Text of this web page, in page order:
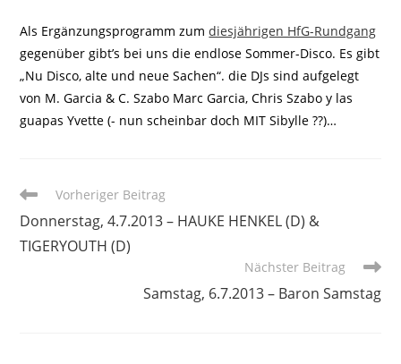
Als Ergänzungsprogramm zumdiesjährigen HfG-Rundgang
gegenüber gibt’s bei uns die endlose Sommer-Disco. Es gibt
„Nu Disco, alte und neue Sachen“. die DJs sind aufgelegt
von M. Garcia & C. Szabo Marc Garcia, Chris Szabo y las
guapas Yvette (- nun scheinbar doch MIT Sibylle ??)…
Weitere
ansehen
Vorheriger Beitrag
Donnerstag, 4.7.2013 – HAUKE HENKEL (D) &
TIGERYOUTH (D)
Nächster Beitrag
Samstag, 6.7.2013 – Baron Samstag